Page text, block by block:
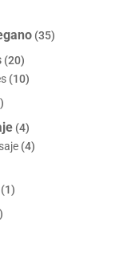
(35)
(20)
(10)
(4)
(4)
(1)